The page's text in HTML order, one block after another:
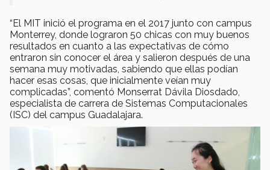
“El MIT inició el programa en el 2017 junto con campus
Monterrey, donde lograron 50 chicas con muy buenos
resultados en cuanto a las expectativas de cómo
entraron sin conocer el área y salieron después de una
semana muy motivadas, sabiendo que ellas podían
hacer esas cosas, que inicialmente veían muy
complicadas”, comentó Monserrat Dávila Diosdado,
especialista de carrera de Sistemas Computacionales
(ISC) del campus Guadalajara.